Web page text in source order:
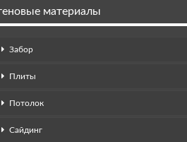
материалы
Забор
Плиты
Потолок
Сайдинг